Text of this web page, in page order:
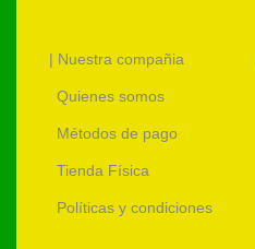
| Nuestra compañia
Quienes somos
Métodos de pago
Tienda Física
Políticas y condiciones